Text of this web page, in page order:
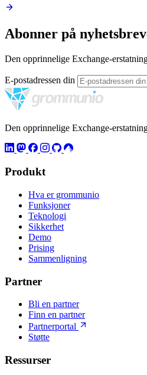
Abonner på
Den opprinnelige Exchange-
E-postadressen din
Den opprinnelige Exchange-
Produkt
Hva er grommunio
Funksjoner
Teknologi
Sikkerhet
Demo
Prising
Sammenligning
Partner
Bli en partner
Finn en partner
Partnerportal
Støtte
Ressurser